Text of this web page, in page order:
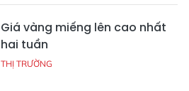
Giá vàng miếng lên cao nhất
hai tuần
THỊ TRƯỜNG